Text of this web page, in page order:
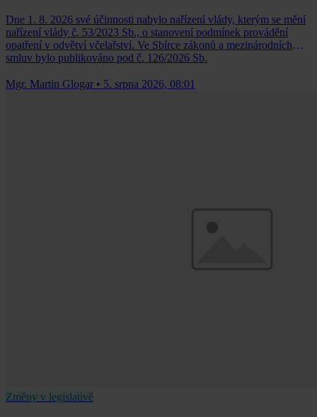
Dne 1. 8. 2026 své účinnosti nabylo nařízení vlády, kterým se mění
nařízení vlády č. 53/2023 Sb., o stanovení podmínek provádění
opatření v odvětví včelařství. Ve Sbírce zákonů a mezinárodních
smluv bylo publikováno pod č. 126/2026 Sb.
Mgr. Martin Glogar • 5. srpna 2026, 08:01
Změny v legislativě